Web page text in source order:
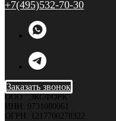
+7(495)532-70-30
Заказать звонок
ООО "ЭКСФОРК"
ИНН: 9731080061
ОГРН: 1217700278322